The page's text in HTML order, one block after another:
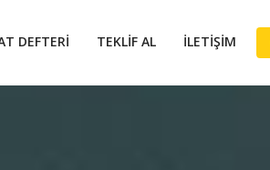
DEFTERI TEKLIF AL İLETIŞIM